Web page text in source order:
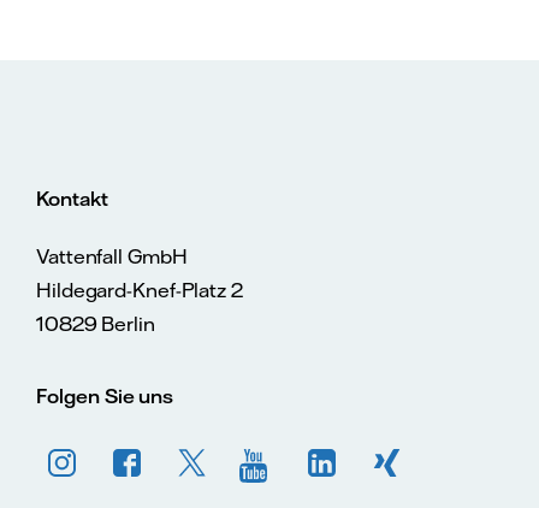
Kontakt
Vattenfall GmbH
Hildegard-Knef-Platz 2
10829 Berlin
Folgen Sie uns